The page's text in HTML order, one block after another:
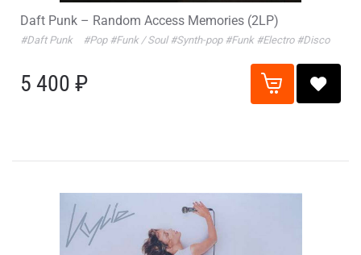
Daft Punk – Random Access Memories (2LP)
#Daft Punk #Pop #Funk / Soul #Synth-pop #Funk #Electro #Disco
5 400 ₽